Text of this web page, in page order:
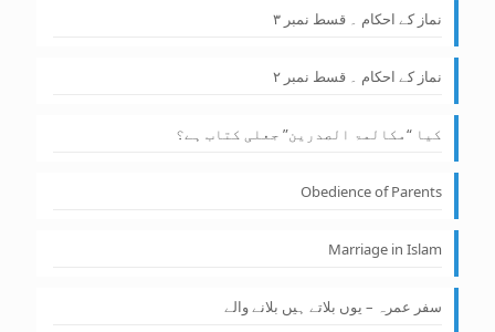
نماز کے احکام ۔ قسط نمبر ۳
نماز کے احکام ۔ قسط نمبر ۲
کیا “مکالمۃ الصدرین” جعلی کتاب ہے؟
Obedience of Parents
Marriage in Islam
سفر عمرہ – یوں بلاتے ہیں بلانے والے